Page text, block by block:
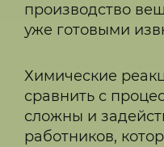
производство
уже готовыми
Химические
сравнить с
сложны и
работников,